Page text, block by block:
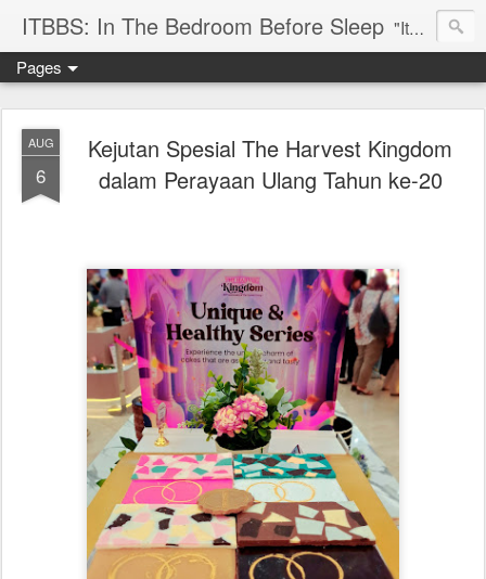
ITBBS: In The Bedroom Before Sleep "Its my life to be exist in the world"
Pages
AUG
6
Kejutan Spesial The Harvest Kingdom
dalam Perayaan Ulang Tahun ke-20